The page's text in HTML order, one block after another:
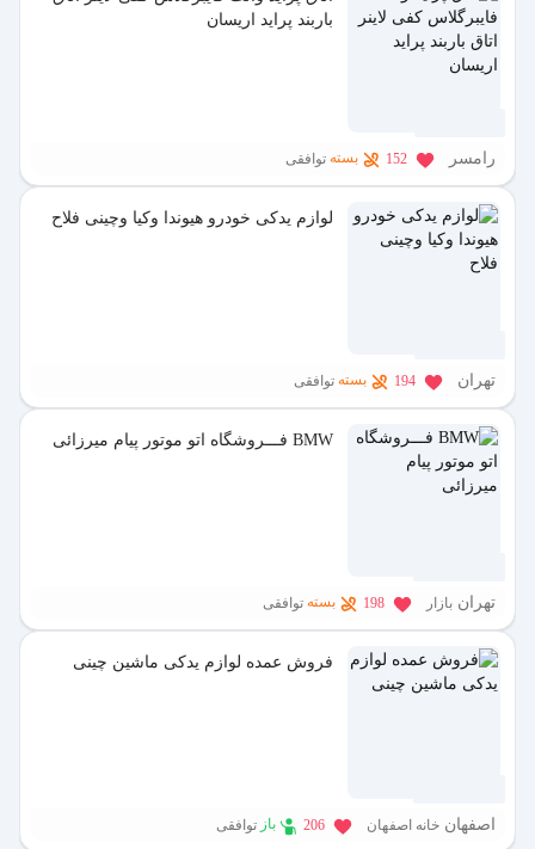
باربند پراید اریسان
رامسر 152 بسته توافقی
لوازم یدکی خودرو هیوندا وکیا وچینی فلاح
تهران 194 بسته توافقی
BMW فـــروشگاه اتو موتور پیام میرزائی
تهران بازار 198 بسته توافقی
فروش عمده لوازم یدکی ماشین چینی
اصفهان خانه اصفهان 206 باز توافقی